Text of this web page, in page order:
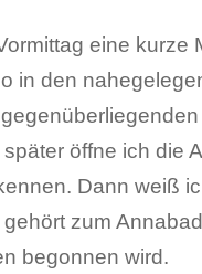
eine
den
öffne ich die
Dann weiß
zum
begonnen wird.